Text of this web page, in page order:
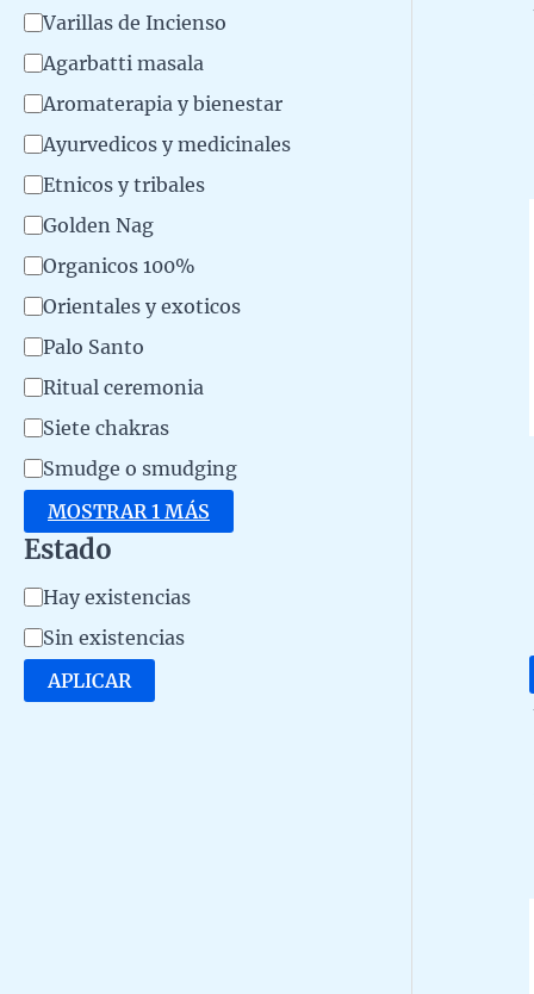
d
u
c
t
o
e
g
o
r
Varillas de Incienso
Agarbatti masala
Aromaterapia y bienestar
Ayurvedicos y medicinales
Etnicos y tribales
Golden Nag
Organicos 100%
Orientales y exoticos
Palo Santo
Ritual ceremonia
Siete chakras
Smudge o smudging
MOSTRAR 1 MÁS
Estado
D
i
Hay existencias
Sin existencias
APLICAR